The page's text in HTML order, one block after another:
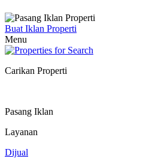
Buat Iklan Properti
Menu
Carikan Properti
Pasang Iklan
Layanan
Dijual